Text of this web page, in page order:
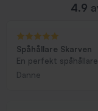
4.9
Spåhållare Skarven
En perfekt
Danne